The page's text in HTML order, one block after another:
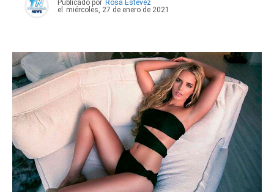
Publicado por Rosa Estevez
el
miércoles, 27 de enero de 2021